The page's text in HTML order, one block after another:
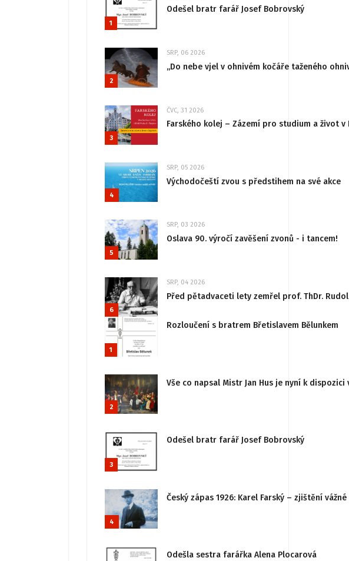
1
Odešel bratr farář Josef Bobrovský
2
SRP, 06 2026
„Do nebe vjel v ohnivém kočáře taženého
3
ČVC, 31 2026
Farského kolej – Zázemí pro studium a život v
4
SRP, 05 2026
Východočeští zvou s předstihem na své akce
5
SRP, 03 2026
Oslava 90. výročí zavěšení zvonů - i tancem!
6
SRP, 04 2026
Před pětadvaceti lety zemřel prof. ThDr.
1
Rozloučení s bratrem Břetislavem Bělunkem
2
Vše co napsal Mistr Jan Hus je nyní k
3
Odešel bratr farář Josef Bobrovský
4
Český zápas 1926: Karel Farský – zjištění
Odešla sestra farářka Alena Plocarová